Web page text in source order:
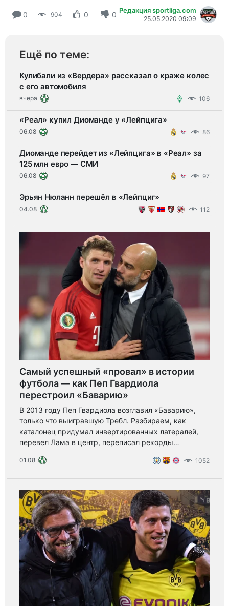
0 904 0 0 Редакция sportliga.com
25.05.2020 09:09
Ещё по теме:
Кулибали из «Вердера» рассказал о краже колес
с его автомобиля
вчера 106
«Реал» купил Диоманде у «Лейпцига»
06.08 86
Диоманде перейдет из «Лейпцига» в «Реал» за
125 млн евро — СМИ
06.08 97
Эрьян Нюланн перешёл в «Лейпциг»
04.08 112
Самый успешный «провал» в истории
футбола — как Пеп Гвардиола
перестроил «Баварию»
В 2013 году Пеп Гвардиола возглавил «Баварию»,
только что выигравшую Требл. Разбираем, как
каталонец придумал инвертированных латералей,
перевел Лама в центр, переписал рекорды
назвали «провалом».
01.08 1052